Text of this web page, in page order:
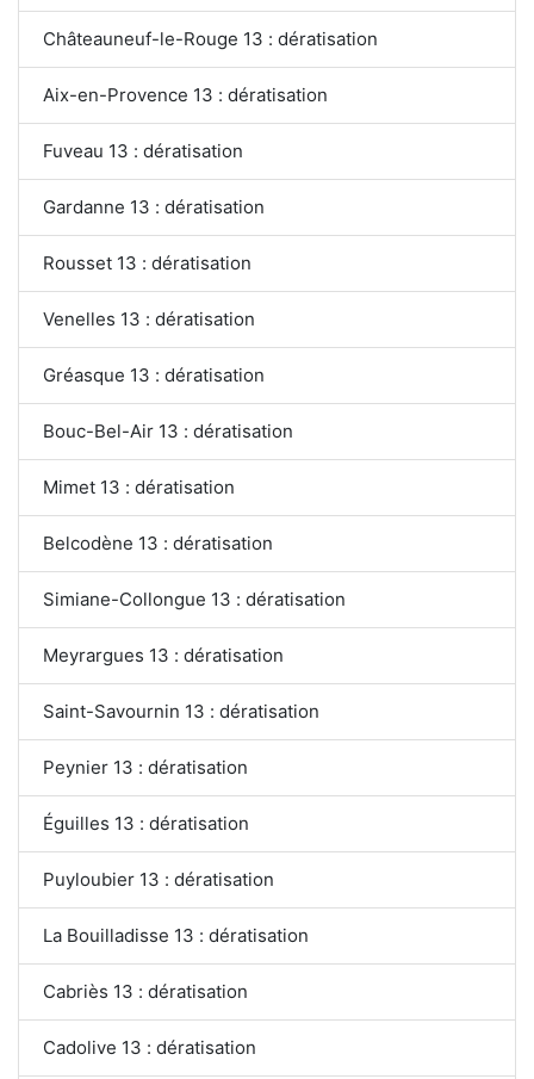
Châteauneuf-le-Rouge 13 : dératisation
Aix-en-Provence 13 : dératisation
Fuveau 13 : dératisation
Gardanne 13 : dératisation
Rousset 13 : dératisation
Venelles 13 : dératisation
Gréasque 13 : dératisation
Bouc-Bel-Air 13 : dératisation
Mimet 13 : dératisation
Belcodène 13 : dératisation
Simiane-Collongue 13 : dératisation
Meyrargues 13 : dératisation
Saint-Savournin 13 : dératisation
Peynier 13 : dératisation
Éguilles 13 : dératisation
Puyloubier 13 : dératisation
La Bouilladisse 13 : dératisation
Cabriès 13 : dératisation
Cadolive 13 : dératisation